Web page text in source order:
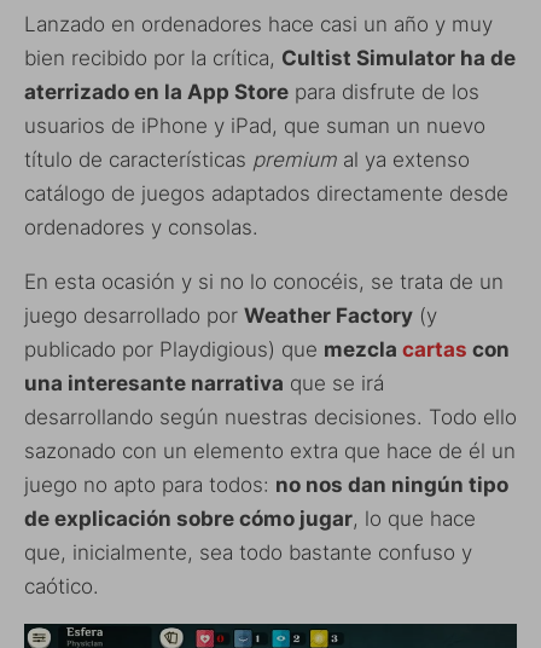
Lanzado en ordenadores hace casi un año y muy
bien recibido por la crítica, Cultist Simulator ha de
aterrizado en la App Store para disfrute de los
usuarios de iPhone y iPad, que suman un nuevo
título de características premium al ya extenso
catálogo de juegos adaptados directamente desde
ordenadores y consolas.
En esta ocasión y si no lo conocéis, se trata de un
juego desarrollado por Weather Factory (y
publicado por Playdigious) que mezcla cartas con
una interesante narrativa que se irá
desarrollando según nuestras decisiones. Todo ello
sazonado con un elemento extra que hace de él un
juego no apto para todos: no nos dan ningún tipo
de explicación sobre cómo jugar, lo que hace
que, inicialmente, sea todo bastante confuso y
caótico.